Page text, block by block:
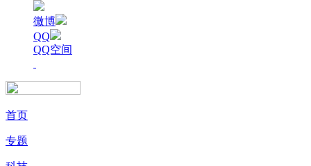
微博
QQ
QQ空间
首页
专题